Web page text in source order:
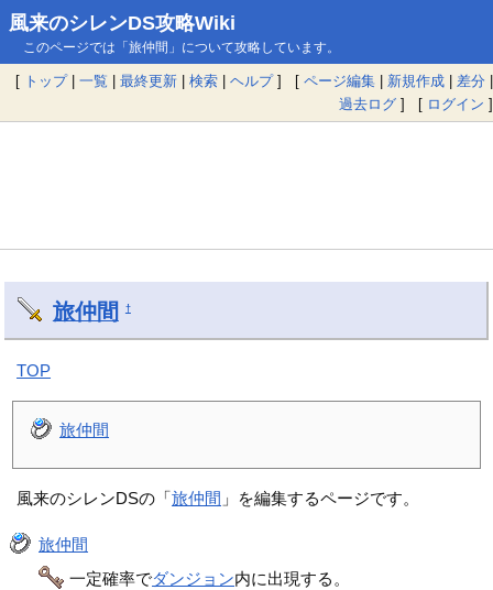
風来のシレンDS攻略Wiki
このページでは「旅仲間」について攻略しています。
[ トップ| 一覧 | 最終更新 | 検索 | ヘルプ] [ ページ編集 | 新規作成 | 差分 |
過去ログ ] [ ログイン ]
旅仲間 †
TOP
旅仲間
風来のシレンDSの「旅仲間 」を編集するページです。
旅仲間
一定確率でダンジョン内に出現する。